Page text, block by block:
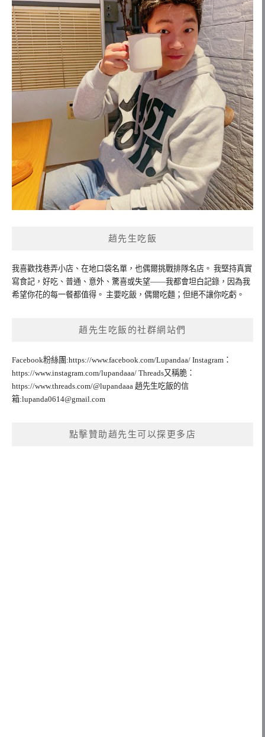
趙先生吃飯
我喜歡找巷弄小店、在地口袋名單，也偶爾挑戰排隊名店。 我堅持真實
寫食記，好吃、普通、意外、驚喜或失望——我都會坦白記錄，因為我
希望你花的每一餐都值得。 主要吃飯，偶爾吃麵；但絕不讓你吃虧。
趙先生吃飯的社群網站們
Facebook粉絲團:https://www.facebook.com/Lupandaa/ Instagram：
https://www.instagram.com/lupandaaa/ Threads又稱脆：
https://www.threads.com/@lupandaaa 趙先生吃飯的信
箱:lupanda0614@gmail.com
點擊贊助趙先生可以探更多店